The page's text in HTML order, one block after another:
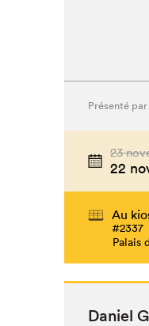
Présenté par
23
22
Au
#2337
Palais
Daniel